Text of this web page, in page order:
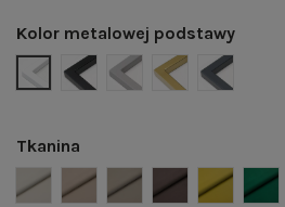
Kolor metalowej podstawy
BIAŁY MAT | RAL 9003
CZARNY MAT | RAL 9005
SZARY MAT | RAL
ZŁOTY POŁYSK
Tkanina
Welwet 02 - jasny beż
Welwet 03 - beż
Welwet 04 - ciemny
Welwet 05 -
Welwet